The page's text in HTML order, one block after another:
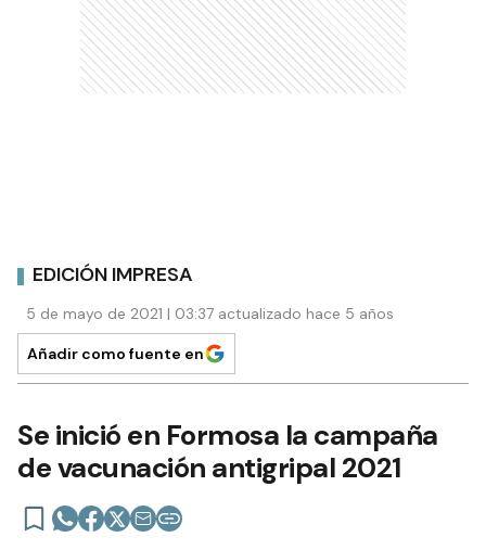
EDICIÓN IMPRESA
5 de mayo de 2021 | 03:37 actualizado hace 5 años
Añadir como fuente en
Se inició en Formosa la campaña
de vacunación antigripal 2021